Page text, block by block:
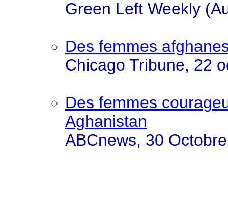
Green Left Weekly
Des femmes
Chicago Tribune, 22
Des femmes
Aghanistan
ABCnews, 30